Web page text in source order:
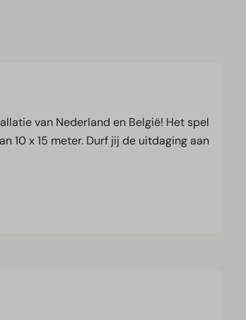
van Nederland en België! Het spel
10 x 15 meter. Durf jij de uitdaging aan